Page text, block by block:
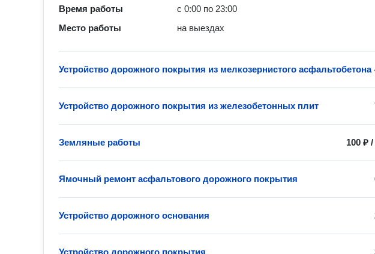
Время работы
с 0:00 по 23:00
Место работы
на выездах
Устройство дорожного покрытия из мелкозернистого асфальтобетона
Устройство дорожного покрытия из железобетонных плит
100 ₽ /
Земляные работы
Ямочный ремонт асфальтового дорожного покрытия
Устройство дорожного основания
Устройство дорожного покрытия